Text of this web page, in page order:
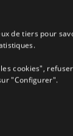
de tiers pour
cookies",
"Configurer".